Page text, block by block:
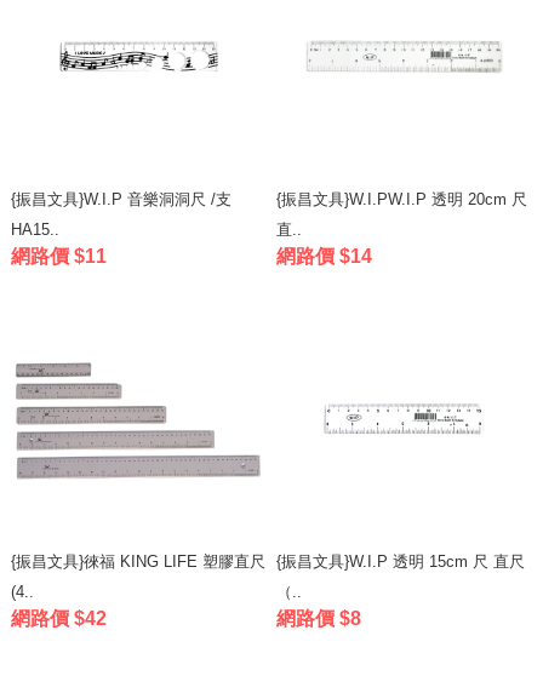
{振昌文具}W.I.P 音樂洞洞尺 /支
HA15..
網路價 $11
{振昌文具}W.I.PW.I.P 透明 20cm 尺
直..
網路價 $14
{振昌文具}徠福 KING LIFE 塑膠直尺
(4..
網路價 $42
{振昌文具}W.I.P 透明 15cm 尺 直尺
（..
網路價 $8